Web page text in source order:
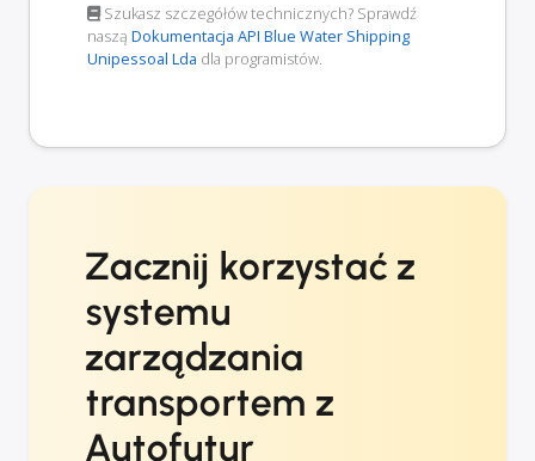
Szukasz szczegółów technicznych? Sprawdź
naszą Dokumentacja API Blue Water Shipping
Unipessoal Lda dla programistów.
Zacznij korzystać z
systemu
zarządzania
transportem z
Autofutur